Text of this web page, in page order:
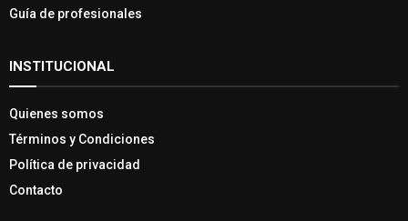
Guía de profesionales
INSTITUCIONAL
Quienes somos
Términos y Condiciones
Política de privacidad
Contacto